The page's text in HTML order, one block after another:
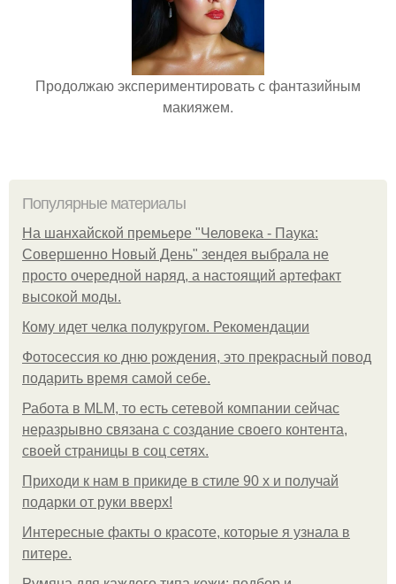
Продолжаю экспериментировать с фантазийным
макияжем.
Популярные материалы
На шанхайской премьере "Человека - Паука:
Совершенно Новый День" зендея выбрала не
просто очередной наряд, а настоящий артефакт
высокой моды.
Кому идет челка полукругом. Рекомендации
Фотосессия ко дню рождения, это прекрасный повод
подарить время самой себе.
Работа в MLM, то есть сетевой компании сейчас
неразрывно связана с создание своего контента,
своей страницы в соц сетях.
Приходи к нам в прикиде в стиле 90 х и получай
подарки от руки вверх!
Интересные факты о красоте, которые я узнала в
питере.